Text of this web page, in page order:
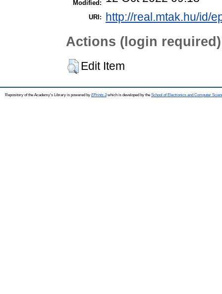
Modified:
URI: http://real.mtak.hu/id/
Actions (login required)
Edit Item
Repository of the Academy's Library is powered by EPrints 3which is developed by the School of Electronics and Computer